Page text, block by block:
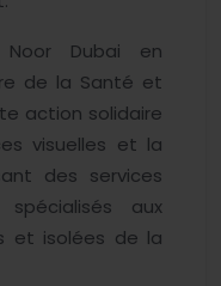
Dubai en
de la Santé et
action solidaire
visuelles et la
des services
aux
et isolées de la